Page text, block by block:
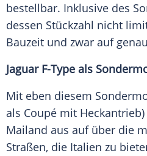
bestellbar. Inklusive des
dessen Stückzahl nicht
Bauzeit und zwar auf
Jaguar F-Type als
Mit eben diesem
als Coupé mit
Mailand aus auf über die
Straßen, die Italien zu